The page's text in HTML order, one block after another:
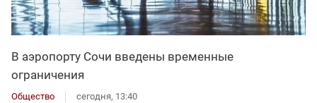
В аэропорту Сочи введены временные
ограничения
Общество сегодня, 13:40